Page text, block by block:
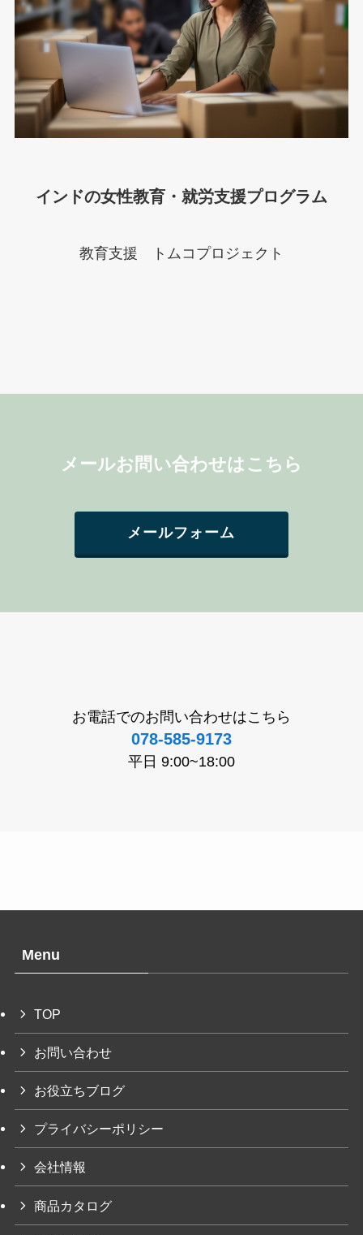
インドの女性教育・就労支援プログラム
教育支援 トムコプロジェクト
メールお問い合わせはこちら
メールフォーム
お電話でのお問い合わせはこちら
078-585-9173
平日 9:00~18:00
Menu
TOP
お問い合わせ
お役立ちブログ
プライバシーポリシー
会社情報
商品カタログ